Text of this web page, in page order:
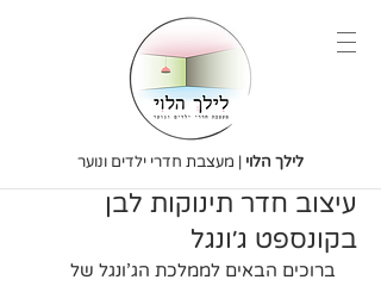
לילך הלוי | מעצבת חדרי ילדים ונוער
עיצוב חדר תינוקות לבן
בקונספט ג׳ונגל
ברוכים הבאים לממלכת הג’ונגל של